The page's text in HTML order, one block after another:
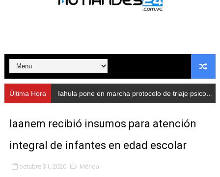
Nevado Gas optimiza servicio residencial en la
Balance semestral impulsa inclusión y atención a
Plan Vacacional Comunitario “Ríe 2026” recorre las
Alcaldía del Municipio Libertador realizó una jornada
Fundacite Mérida dicta taller gratuito de electrónica
INN-Mérida celebró el Lacto grado para promover el
Última Hora Iahula pone en marcha protocolo de triaje psicosocial para atender a rescatistas
Iaanem recibió insumos para atención
integral de infantes en edad escolar
octubre 31, 2020 Mérida